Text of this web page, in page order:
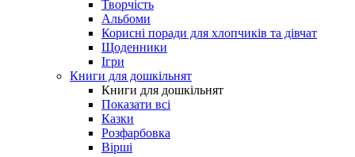
Творчість
Альбоми
Корисні поради для хлопчиків та дівчат
Щоденники
Ігри
Книги для дошкільнят
Книги для дошкільнят
Показати всі
Казки
Розфарбовка
Вірші